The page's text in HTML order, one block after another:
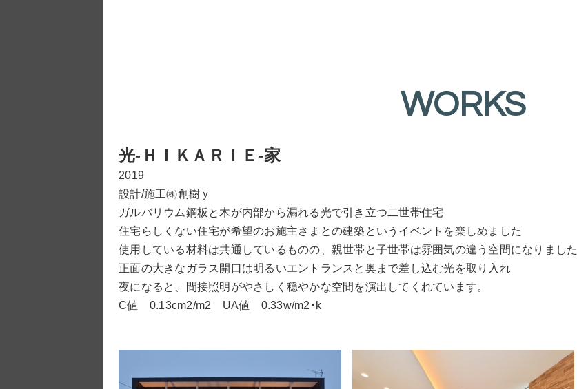
WORKS
光‐ＨＩＫＡＲＩＥ‐家
2019
設計/施工㈱創樹ｙ
ガルバリウム鋼板と木が内部から漏れる光で引き立つ二世帯住宅
住宅らしくない住宅が希望のお施主さまとの建築というイベントを楽しめました
使用している材料は共通しているものの、親世帯と子世帯は雰囲気の違う空間になりました
正面の大きなガラス開口は明るいエントランスと奥まで差し込む光を取り入れ
夜になると、間接照明がやさしく穏やかな空間を演出してくれています。
C値 0.13cm2/m2 UA値 0.33w/m2･k